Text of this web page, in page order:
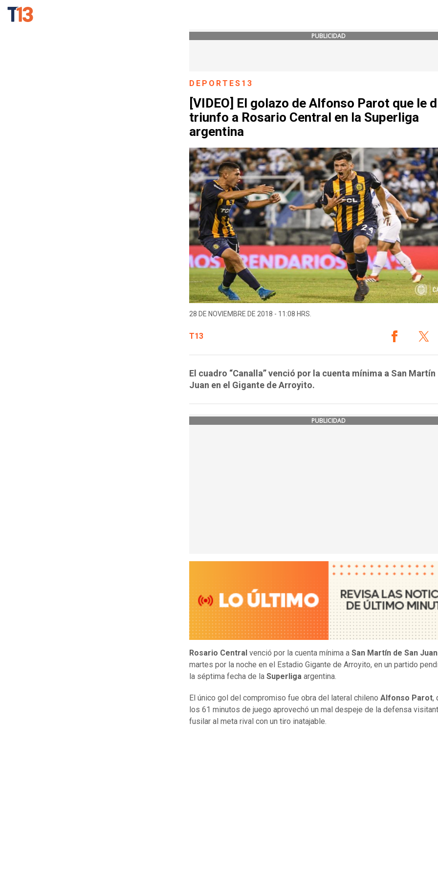
PUBLICIDAD
DEPORTES13
[VIDEO] El golazo de Alfonso Parot que le
triunfo a Rosario Central en la Superliga
argentina
28 DE NOVIEMBRE DE 2018 - 11:08 HRS.
T13
El cuadro “Canalla” venció por la cuenta mínima a San Martín
Juan en el Gigante de Arroyito.
PUBLICIDAD
Rosario Central venció por la cuenta mínima a San Martín de San Juan
martes por la noche en el Estadio Gigante de Arroyito, en un partido
la séptima fecha de la Superliga argentina.
El único gol del compromiso fue obra del lateral chileno Alfonso Parot,
los 61 minutos de juego aprovechó un mal despeje de la defensa
fusilar al meta rival con un tiro inatajable.